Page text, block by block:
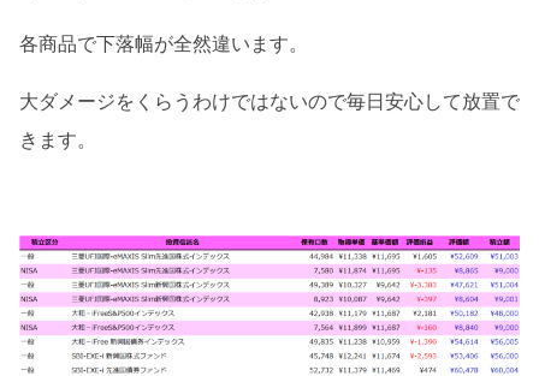
各商品で下落幅が全然違います。
大ダメージをくらうわけではないので毎日安心して放置で
きます。